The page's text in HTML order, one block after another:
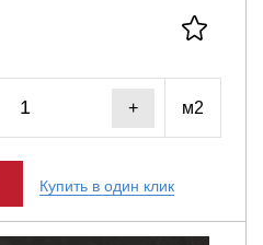
+ м2
Купить в один клик